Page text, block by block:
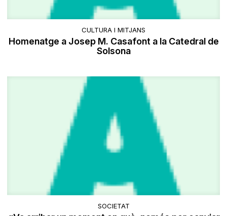
CULTURA I MITJANS
​Homenatge a Josep M. Casafont a la Catedral de
Solsona
SOCIETAT